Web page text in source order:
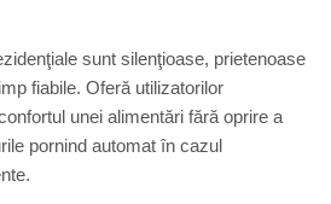
sunt silenţioase, prietenoase
fiabile. Oferă utilizatorilor
unei alimentări fără oprire a
pornind automat în cazul